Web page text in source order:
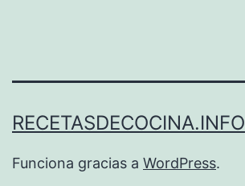
RECETASDECOCINA.INFO
Funciona gracias a WordPress.